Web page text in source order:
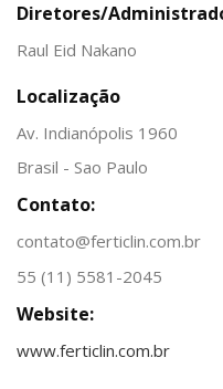
Diretores/
Raul Eid Nakano
Localização
Av. Indianópolis 1960
Brasil - Sao Paulo
Contato:
contato@ferticlin.com.br
55 (11) 5581-2045
Website:
www.ferticlin.com.br